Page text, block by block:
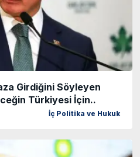
Girdiğini Söyleyen
Türkiyesi İçin..
İç Politika ve Hukuk